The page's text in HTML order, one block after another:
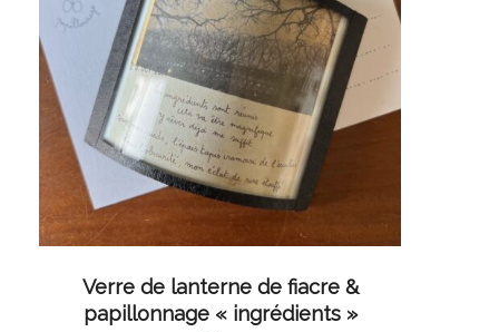
AJOUTER AU PANIER
Verre de lanterne de fiacre &
papillonnage « ingrédients »